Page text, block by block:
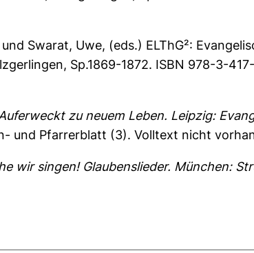
und Swarat, Uwe, (eds.) ELThG²:
Sp.1869-1872. ISBN 978-3-
zu neuem Leben. Leipzig:
und Pfarrerblatt (3).Volltext nicht
wir singen! Glaubenslieder. München: